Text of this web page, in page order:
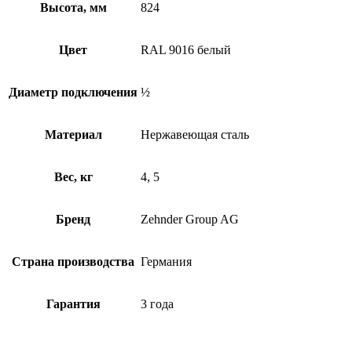
Высота, мм 824
Цвет RAL 9016 белый
Диаметр подключения ½
Материал Нержавеющая сталь
Вес, кг 4, 5
Бренд Zehnder Group AG
Страна производства Германия
Гарантия 3 года